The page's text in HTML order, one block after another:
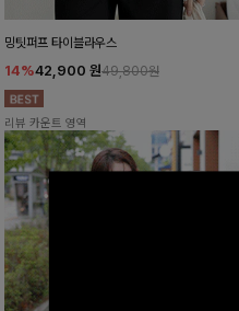
밍팃퍼프 타이블라우스
14%42,900 원49,800원
리뷰 카운트 영역